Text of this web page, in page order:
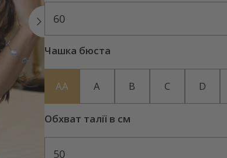
60
Чашка бюста
AA A B C D
Обхват талії в см
50